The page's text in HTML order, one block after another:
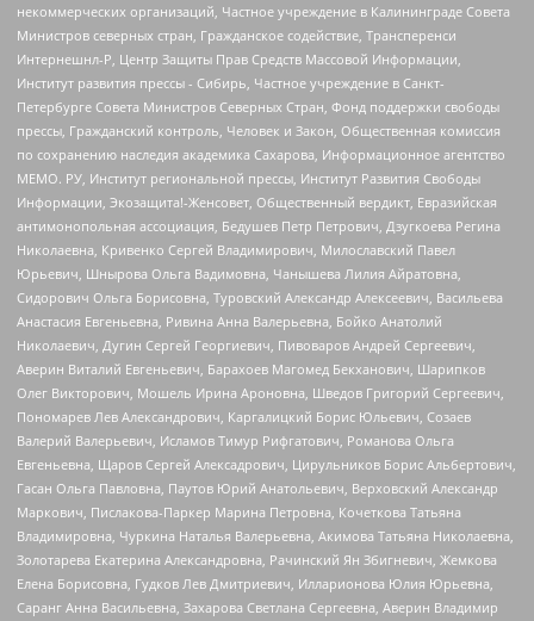
некоммерческих организаций, Частное учреждение в Калининграде Совета
Министров северных стран, Гражданское содействие, Трансперенси
Интернешнл-Р, Центр Защиты Прав Средств Массовой Информации,
Институт развития прессы - Сибирь, Частное учреждение в Санкт-
Петербурге Совета Министров Северных Стран, Фонд поддержки свободы
прессы, Гражданский контроль, Человек и Закон, Общественная комиссия
по сохранению наследия академика Сахарова, Информационное агентство
МЕМО. РУ, Институт региональной прессы, Институт Развития Свободы
Информации, Экозащита!-Женсовет, Общественный вердикт, Евразийская
антимонопольная ассоциация, Бедушев Петр Петрович, Дзугкоева Регина
Николаевна, Кривенко Сергей Владимирович, Милославский Павел
Юрьевич, Шнырова Ольга Вадимовна, Чанышева Лилия Айратовна,
Сидорович Ольга Борисовна, Туровский Александр Алексеевич, Васильева
Анастасия Евгеньевна, Ривина Анна Валерьевна, Бойко Анатолий
Николаевич, Дугин Сергей Георгиевич, Пивоваров Андрей Сергеевич,
Аверин Виталий Евгеньевич, Барахоев Магомед Бекханович, Шарипков
Олег Викторович, Мошель Ирина Ароновна, Шведов Григорий Сергеевич,
Пономарев Лев Александрович, Каргалицкий Борис Юльевич, Созаев
Валерий Валерьевич, Исламов Тимур Рифгатович, Романова Ольга
Евгеньевна, Щаров Сергей Алексадрович, Цирульников Борис Альбертович,
Гасан Ольга Павловна, Паутов Юрий Анатольевич, Верховский Александр
Маркович, Пислакова-Паркер Марина Петровна, Кочеткова Татьяна
Владимировна, Чуркина Наталья Валерьевна, Акимова Татьяна Николаевна,
Золотарева Екатерина Александровна, Рачинский Ян Збигневич, Жемкова
Елена Борисовна, Гудков Лев Дмитриевич, Илларионова Юлия Юрьевна,
Саранг Анна Васильевна, Захарова Светлана Сергеевна, Аверин Владимир